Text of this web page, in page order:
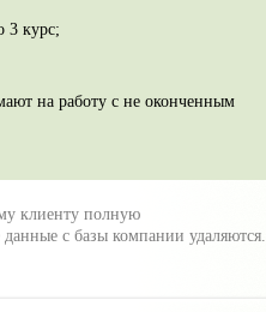
3 курс;
на работу с не оконченным
клиенту полную
с базы компании удаляются.